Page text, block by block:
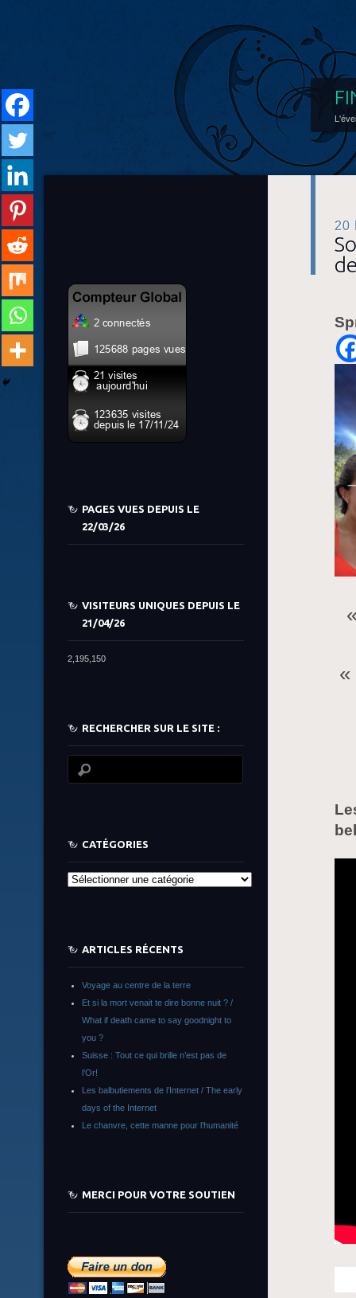
20
«
PAGES VUES DEPUIS LE
22/03/26
VISITEURS UNIQUES DEPUIS LE
21/04/26
2,195,150
RECHERCHER SUR LE SITE :
CATÉGORIES
Catégories
ARTICLES RÉCENTS
Voyage au centre de la terre
Et si la mort venait te dire bonne nuit ? /
What if death came to say goodnight to
you ?
Suisse : Tout ce qui brille n’est pas de
l’Or!
Les balbutiements de l’Internet / The early
days of the Internet
Le chanvre, cette manne pour l’humanité
MERCI POUR VOTRE SOUTIEN